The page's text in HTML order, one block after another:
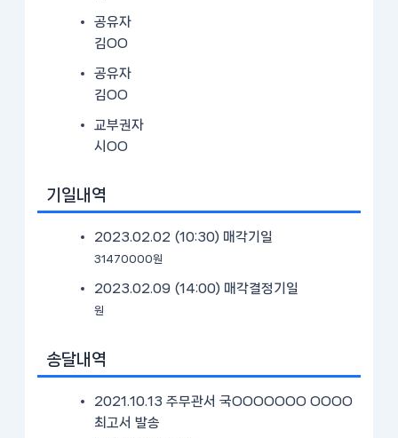
공유자
김OO
공유자
김OO
교부권자
시OO
기일내역
2023.02.02 (10:30) 매각기일
31470000원
2023.02.09 (14:00) 매각결정기일
원
송달내역
2021.10.13 주무관서 국OOOOOOO OOOO
최고서 발송